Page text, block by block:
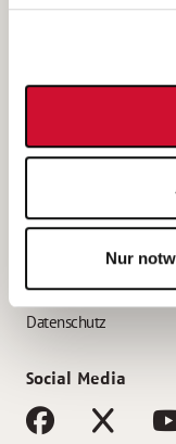
Nur
Bewerbung als
Bewerbung als
AWO Gliederungen
Impressum
Datenschutz
Social Media